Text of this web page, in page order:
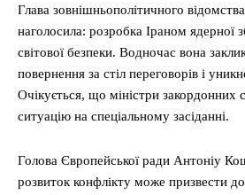
Глава зовнішньополітичного
наголосила: розробка Іраном ядерної
світової безпеки. Водночас вона
повернення за стіл переговорів і
Очікується, що міністри закордонних
ситуацію на спеціальному засіданні.
Голова Європейської ради Антоніу
розвиток конфлікту може призвести